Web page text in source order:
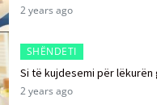
2 years ago
SHËNDETI
Si të kujdesemi për
2 years ago